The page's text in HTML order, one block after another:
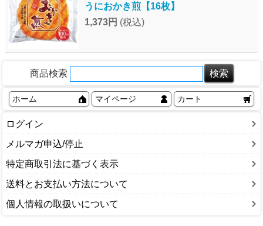
うにおかき煎【16枚】
1,373円 (税込)
商品検索
ホーム マイページ カート
ログイン
メルマガ申込/停止
特定商取引法に基づく表示
送料とお支払い方法について
個人情報の取扱いについて